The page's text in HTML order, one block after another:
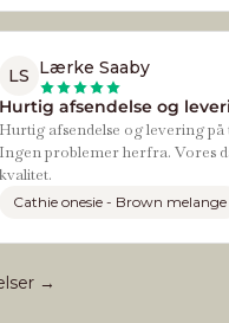
LS Lærke Saaby
Hurtig afsendelse og
Hurtig afsendelse og levering
Ingen problemer herfra. Vores
kvalitet.
Cathie onesie - Brown melange
→